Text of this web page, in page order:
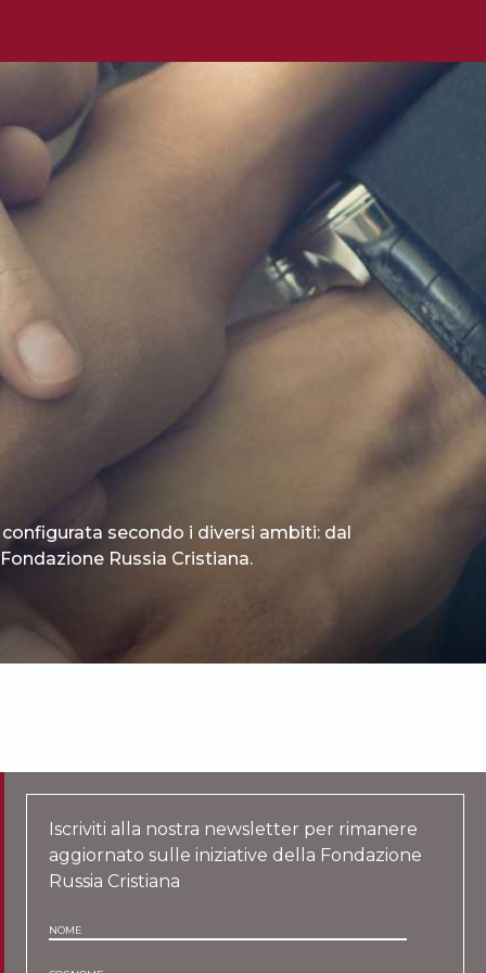
secondo i diversi ambiti: dal
Russia Cristiana.
Iscriviti alla nostra newsletter per rimanere
aggiornato sulle iniziative della Fondazione
Russia Cristiana
NOME